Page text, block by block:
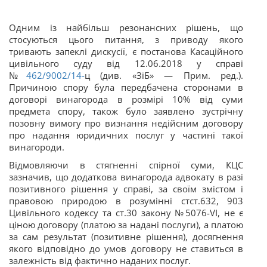
Одним із найбільш резонансних рішень, що
стосуються цього питання, з приводу якого
тривають запеклі дискусії, є постанова Касаційного
цивільного суду від 12.06.2018 у справі
№ 462/9002/14-ц(див. «ЗіБ»— Прим. ред.).
Причиною спору була передбачена сторонами в
договорі винагорода в розмірі 10% від суми
предмета спору, також було заявлено зустрічну
позовну вимогу про визнання недійсним договору
про надання юридичних послуг у частині такої
винагороди.
Відмовляючи в стягненні спірної суми, КЦС
зазначив, що додаткова винагорода адвокату в разі
позитивного рішення у справі, за своїм змістом і
правовою природою в розумінні стст.632, 903
Цивільного кодексу та ст.30 закону №5076-VI, не є
ціною договору (платою за надані послуги), а платою
за сам результат (позитивне рішення), досягнення
якого відповідно до умов договору не ставиться в
залежність від фактично наданих послуг.